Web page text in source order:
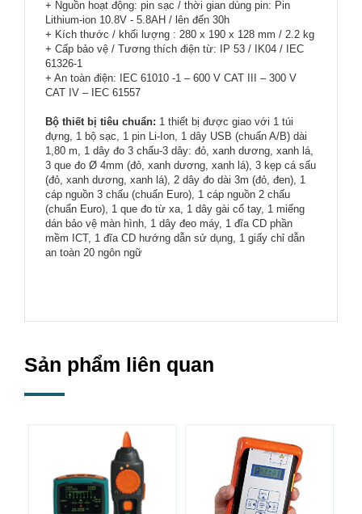
+ Nguồn hoạt động: pin sạc / thời gian dùng pin: Pin
Lithium-ion 10.8V - 5.8AH / lên đến 30h
+ Kích thước / khối lượng : 280 x 190 x 128 mm / 2.2 kg
+ Cấp bảo vệ / Tương thích điện từ: IP 53 / IK04 / IEC
61326-1
+ An toàn điện: IEC 61010 -1 – 600 V CAT III – 300 V
CAT IV – IEC 61557
Bộ thiết bị tiêu chuẩn: 1 thiết bị được giao với 1 túi
đựng, 1 bộ sạc, 1 pin Li-Ion, 1 dây USB (chuẩn A/B) dài
1,80 m, 1 dây đo 3 chấu-3 dây: đỏ, xanh dương, xanh lá,
3 que đo Ø 4mm (đỏ, xanh dương, xanh lá), 3 kẹp cá sấu
(đỏ, xanh dương, xanh lá), 2 dây đo dài 3m (đỏ, đen), 1
cáp nguồn 3 chấu (chuẩn Euro), 1 cáp nguồn 2 chấu
(chuẩn Euro), 1 que đo từ xa, 1 dây gài cổ tay, 1 miếng
dán bảo vệ màn hình, 1 dây đeo máy, 1 đĩa CD phần
mềm ICT, 1 đĩa CD hướng dẫn sử dụng, 1 giấy chỉ dẫn
an toàn 20 ngôn ngữ
Sản phẩm liên quan